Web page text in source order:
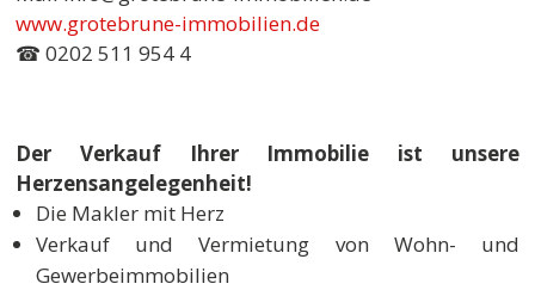
www.grotebrune-immobilien.de
☎ 0202 511 954 4
Der Verkauf Ihrer Immobilie ist unsere
Herzensangelegenheit!
Die Makler mit Herz
Verkauf und Vermietung von Wohn- und
Gewerbeimmobilien